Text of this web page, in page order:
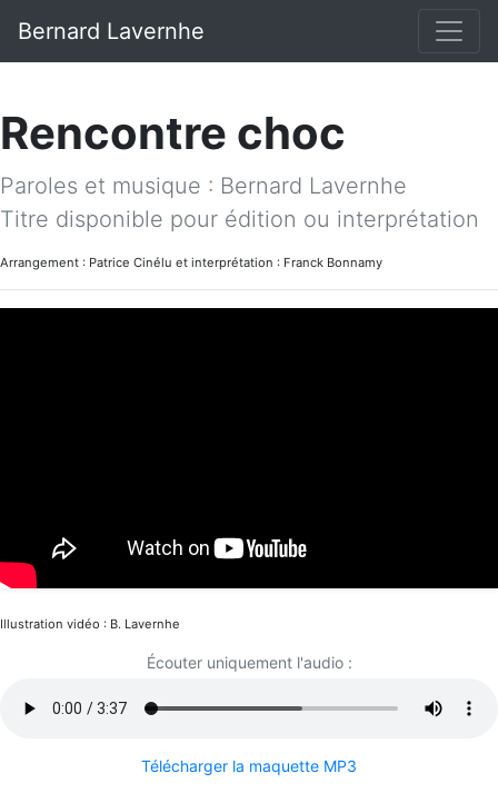
Bernard Lavernhe
Rencontre choc
Paroles et musique : Bernard Lavernhe
Titre disponible pour édition ou interprétation
Arrangement : Patrice Cinélu et interprétation : Franck Bonnamy
Illustration vidéo : B. Lavernhe
Écouter uniquement l'audio :
Télécharger la maquette MP3